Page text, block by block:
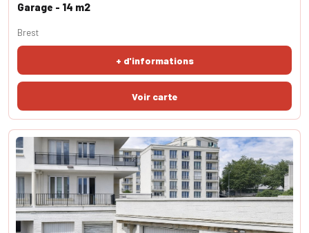
Garage - 14 m2
+ d'informations
Brest